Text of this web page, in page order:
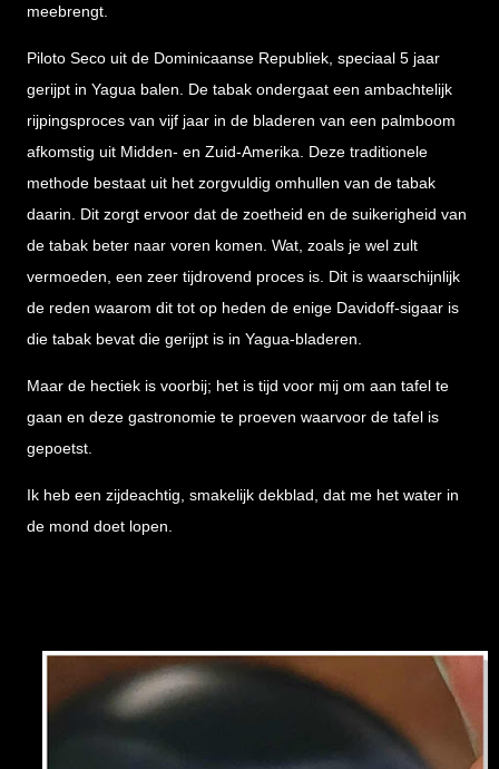
meebrengt.
Piloto Seco uit de Dominicaanse Republiek, speciaal 5 jaar
gerijpt in Yagua balen. De tabak ondergaat een ambachtelijk
rijpingsproces van vijf jaar in de bladeren van een palmboom
afkomstig uit Midden- en Zuid-Amerika. Deze traditionele
methode bestaat uit het zorgvuldig omhullen van de tabak
daarin. Dit zorgt ervoor dat de zoetheid en de suikerigheid van
de tabak beter naar voren komen. Wat, zoals je wel zult
vermoeden, een zeer tijdrovend proces is. Dit is waarschijnlijk
de reden waarom dit tot op heden de enige Davidoff-sigaar is
die tabak bevat die gerijpt is in Yagua-bladeren.
Maar de hectiek is voorbij; het is tijd voor mij om aan tafel te
gaan en deze gastronomie te proeven waarvoor de tafel is
gepoetst.
Ik heb een zijdeachtig, smakelijk dekblad, dat me het water in
de mond doet lopen.